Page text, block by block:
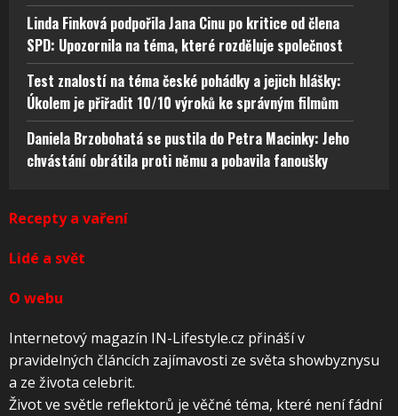
Linda Finková podpořila Jana Cinu po kritice od člena
SPD: Upozornila na téma, které rozděluje společnost
Test znalostí na téma české pohádky a jejich hlášky:
Úkolem je přiřadit 10/10 výroků ke správným filmům
Daniela Brzobohatá se pustila do Petra Macinky: Jeho
chvástání obrátila proti němu a pobavila fanoušky
Recepty a vaření
Lidé a svět
O webu
Internetový magazín IN-Lifestyle.cz přináší v
pravidelných článcích zajímavosti ze světa showbyznysu
a ze života celebrit.
Život ve světle reflektorů je věčné téma, které není fádní